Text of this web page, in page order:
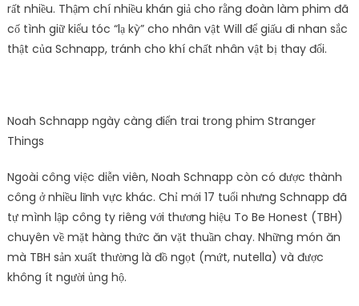
rất nhiều. Thậm chí nhiều khán giả cho rằng đoàn làm phim đã
cố tình giữ kiểu tóc “lạ kỳ” cho nhân vật Will để giấu đi nhan sắc
thật của Schnapp, tránh cho khí chất nhân vật bị thay đổi.
Noah Schnapp ngày càng điển trai trong phim Stranger
Things
Ngoài công việc diễn viên, Noah Schnapp còn có được thành
công ở nhiều lĩnh vực khác. Chỉ mới 17 tuổi nhưng Schnapp đã
tự mình lập công ty riêng với thương hiệu To Be Honest (TBH)